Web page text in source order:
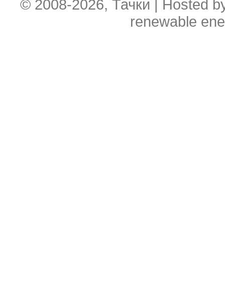
© 2008-2026, Тачки | Hosted
renewable